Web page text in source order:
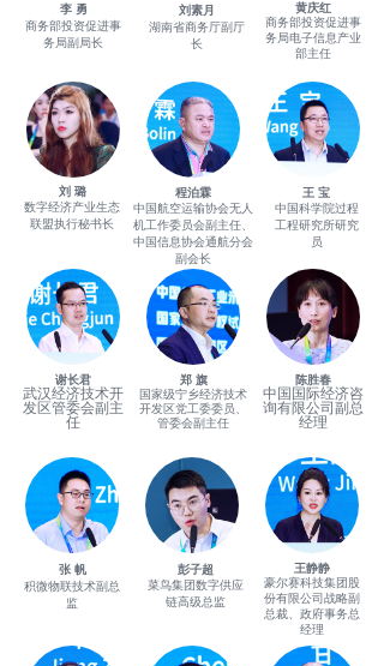
李 勇
商务部投资促进事
务局副局长
刘素月
湖南省商务厅副厅
长
黄庆红
商务部投资促进事
务局电子信息产业
部主任
刘 璐
数字经济产业生态
联盟执行秘书长
王 宝
中国科学院过程
工程研究所研究
员
程泊霖
中国航空运输协会无人
机工作委员会副主任、
中国信息协会通航分会
副会长
谢长君
武汉经济技术开
发区管委会副主
任
郑 旗
国家级宁乡经济技术
开发区党工委委员、
管委会副主任
陈胜春
中国国际经济咨
询有限公司副总
经理
张 帆
积微物联技术副总
监
彭子超
菜鸟集团数字供应
链高级总监
王静静
豪尔赛科技集团股
份有限公司战略副
总裁、政府事务总
经理